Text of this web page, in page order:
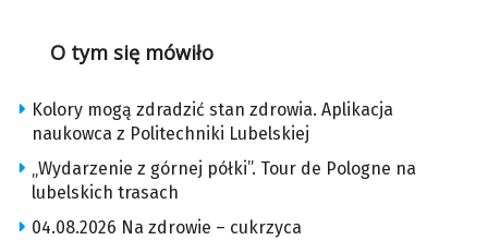
O tym się mówiło
Kolory mogą zdradzić stan zdrowia. Aplikacja
naukowca z Politechniki Lubelskiej
„Wydarzenie z górnej półki”. Tour de Pologne na
lubelskich trasach
04.08.2026 Na zdrowie – cukrzyca